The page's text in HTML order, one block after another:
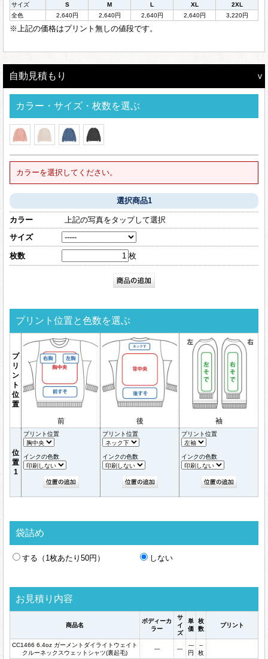
サイズ S M L XL
2XL
全色
2,640円 2,640円 2,640円 2,640円 3,220円
※上記の価格はプリント無しの値段です。
自動見積もり
カラー・サイズ・枚数を選ぶ
カラーを選択してください。
選択商品1
カラー
上記の写真をタップして選択
サイズ
枚数 枚
プリント位置と色数を選ぶ
プ
リ
ン
ト
位
置
前
後 袖
位
置
1
プリント位置
インクの色数
プリント位置
インクの色数
プリント位置
インクの色数
袋詰め
する（1枚あたり50円） しない
お見積り内容
商品名
ボディーカ
ラー
サ
イ
ズ
単
価
枚
数
プリント
CC1466 6.4oz ガーメントダイライトウェイト
クルーネックスウェットシャツ(裏起毛)
--- ---
---
円
--
枚